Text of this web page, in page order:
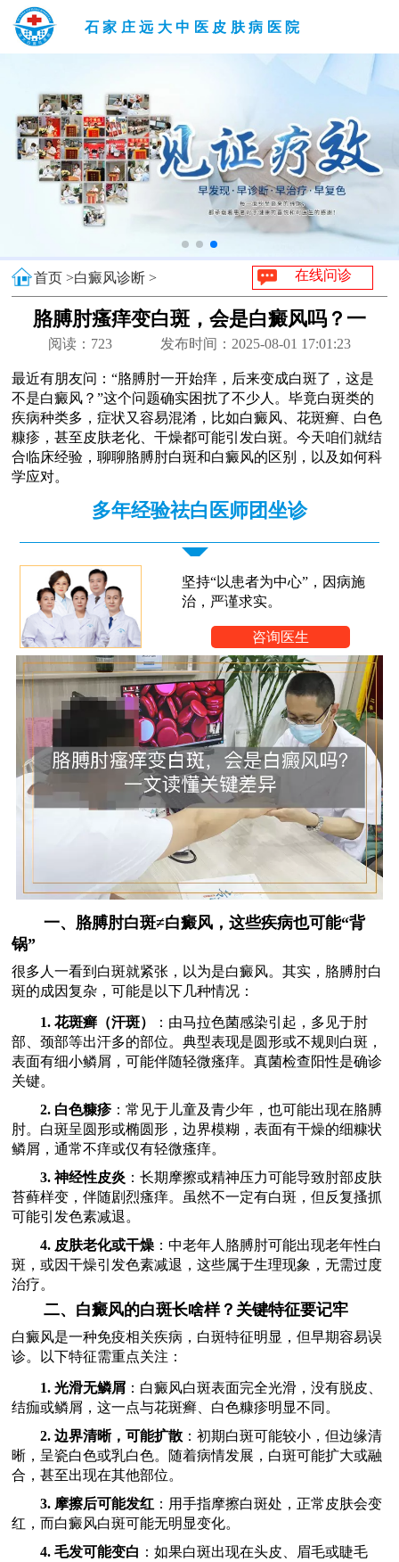
石家庄远大中医皮肤病医院
首页 >白癜风诊断 > 在线问诊
胳膊肘瘙痒变白斑，会是白癜风吗？一
文读懂关键差异
阅读： 723 发布时间：2025-08-01 17:01:23
最近有朋友问：“胳膊肘一开始痒，后来变成白斑了，这是
不是白癜风？”这个问题确实困扰了不少人。毕竟白斑类的
疾病种类多，症状又容易混淆，比如白癜风、花斑癣、白色
糠疹，甚至皮肤老化、干燥都可能引发白斑。今天咱们就结
合临床经验，聊聊胳膊肘白斑和白癜风的区别，以及如何科
学应对。
多年经验祛白医师团坐诊
坚持“以患者为中心”，因病施
治，严谨求实。
咨询医生
一、胳膊肘白斑≠白癜风，这些疾病也可能“背
锅”
很多人一看到白斑就紧张，以为是白癜风。其实，胳膊肘白
斑的成因复杂，可能是以下几种情况：
1. 花斑癣（汗斑）
：由马拉色菌感染引起，多见于肘
部、颈部等出汗多的部位。典型表现是圆形或不规则白斑，
表面有细小鳞屑，可能伴随轻微瘙痒。真菌检查阳性是确诊
关键。
2. 白色糠疹：常见于儿童及青少年，也可能出现在胳膊
肘。白斑呈圆形或椭圆形，边界模糊，表面有干燥的细糠状
鳞屑，通常不痒或仅有轻微瘙痒。
3. 神经性皮炎 ：长期摩擦或精神压力可能导致肘部皮肤
苔藓样变，伴随剧烈瘙痒。虽然不一定有白斑，但反复搔抓
可能引发色素减退。
4. 皮肤老化或干燥 ：中老年人胳膊肘可能出现老年性白
斑，或因干燥引发色素减退，这些属于生理现象，无需过度
治疗。
二、白癜风的白斑长啥样？关键特征要记牢
白癜风是一种免疫相关疾病，白斑特征明显，但早期容易误
诊。以下特征需重点关注：
1. 光滑无鳞屑 ：白癜风白斑表面完全光滑，没有脱皮、
结痂或鳞屑，这一点与花斑癣、白色糠疹明显不同。
2. 边界清晰，可能扩散 ：初期白斑可能较小，但边缘清
晰，呈瓷白色或乳白色。随着病情发展，白斑可能扩大或融
合，甚至出现在其他部位。
3. 摩擦后可能发红 ：用手指摩擦白斑处，正常皮肤会变
红，而白癜风白斑可能无明显变化。
4. 毛发可能变白 ：如果白斑出现在头皮、眉毛或睫毛